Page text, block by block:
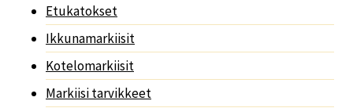
Etukatokset
Ikkunamarkiisit
Kotelomarkiisit
Markiisi tarvikkeet